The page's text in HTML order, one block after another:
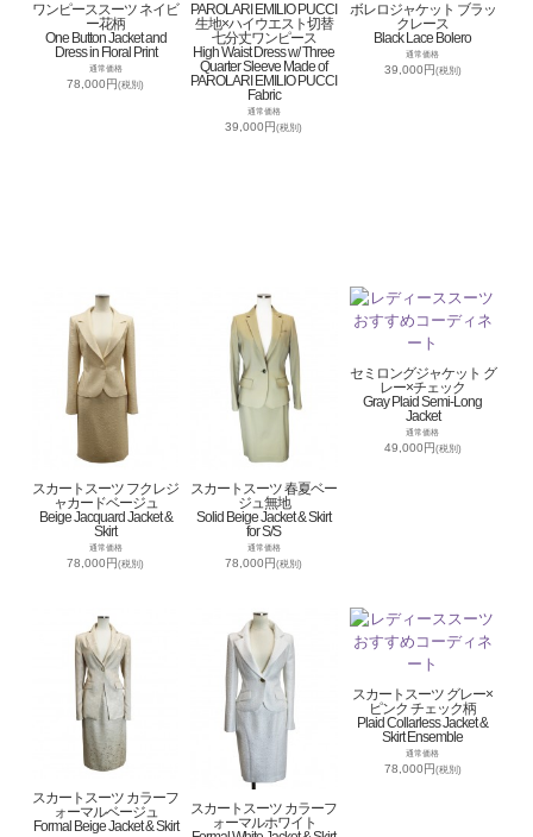
ワンピーススーツ ネイビ
ー花柄
One Button Jacket and
Dress in Floral Print
通常価格
78,000円(税別)
PAROLARI EMILIO PUCCI
生地×ハイウエスト切替
七分丈ワンピース
High Waist Dress w/ Three
Quarter Sleeve Made of
PAROLARI EMILIO PUCCI
Fabric
通常価格
39,000円(税別)
ボレロジャケット ブラッ
クレース
Black Lace Bolero
通常価格
39,000円(税別)
スカートスーツ フクレジ
ャカードベージュ
Beige Jacquard Jacket &
Skirt
通常価格
78,000円(税別)
スカートスーツ 春夏ベー
ジュ無地
Solid Beige Jacket & Skirt
for S/S
通常価格
78,000円(税別)
セミロングジャケット グ
レー×チェック
Gray Plaid Semi-Long
Jacket
通常価格
49,000円(税別)
スカートスーツ カラーフ
ォーマルベージュ
Formal Beige Jacket & Skirt
スカートスーツ カラーフ
ォーマルホワイト
スカートスーツ グレー×
ピンク チェック柄
Plaid Collarless Jacket &
Skirt Ensemble
通常価格
78,000円(税別)